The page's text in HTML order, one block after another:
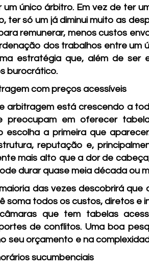
único árbitro. Em vez de ter
ter só um já diminui muito as
remunerar, menos custos
dos trabalhos entre um
estratégia que, além de ser
burocrático.
com preços acessíveis
arbitragem está crescendo a
preocupam em oferecer
escolha a primeira que
reputação e,
mais alto que a dor de
durar quase meia década ou
das vezes descobrirá
soma todos os custos, diretos e
que tem tabelas
de conflitos. Uma boa
seu orçamento e na
sucumbenciais